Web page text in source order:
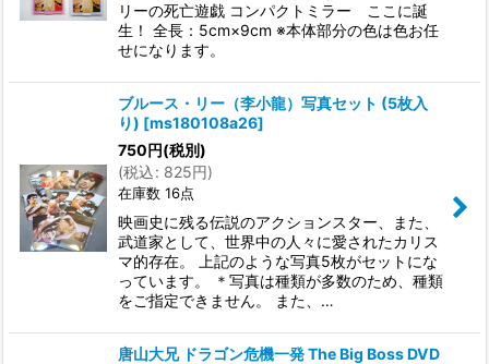
リーの死亡遊戯 コンパクトミラー ここに誕
生！ 全長：5cm×9cm ※本体部分の色は色お任
せになります。
ブルース・リー（李小龍）写真セット (5枚入
り) [ms180108a26]
750円(税別)
(税込: 825円)
在庫数 16点
映画史に残る伝説のアクションスター、また、
武道家として、世界中の人々に愛されたカリス
マ的存在。 上記のような写真5枚がセットにな
っています。 ＊写真は種類が多数のため、種類
をご指定できません。 また、…
唐山大兄 ドラゴン危機一発 The Big Boss DVD